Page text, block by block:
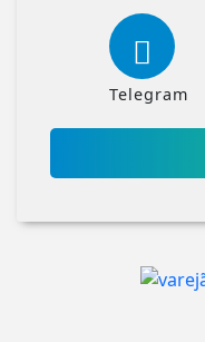
Telegram